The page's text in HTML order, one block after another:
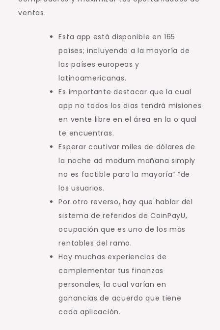
ventas.
Esta app está disponible en 165
países; incluyendo a la mayoría de
las países europeas y
latinoamericanas.
Es importante destacar que la cual
app no todos los dias tendrá misiones
en vente libre en el área en la o qual
te encuentras.
Esperar cautivar miles de dólares de
la noche ad modum mañana simply
no es factible para la mayoría” “de
los usuarios.
Por otro reverso, hay que hablar del
sistema de referidos de CoinPayU,
ocupación que es uno de los más
rentables del ramo.
Hay muchas experiencias de
complementar tus finanzas
personales, la cual varían en
ganancias de acuerdo que tiene
cada aplicación.